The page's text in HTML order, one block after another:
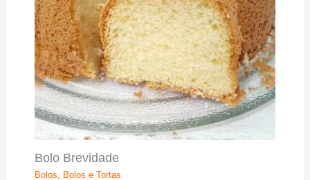
Bolo Brevidade
Bolos, Bolos e Tortas